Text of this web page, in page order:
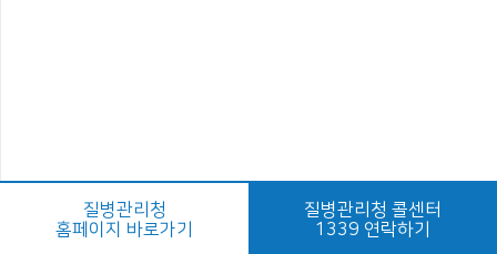
질병관리청
홈페이지 바로가기
질병관리청 콜센터
1339 연락하기